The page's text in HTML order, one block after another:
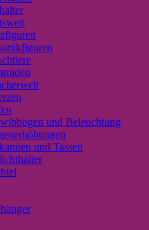
und Beleuchtung
und Tassen